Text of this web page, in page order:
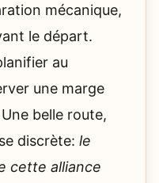
mécanique,
le départ.
au
une marge
belle route,
discrète: le
cette alliance